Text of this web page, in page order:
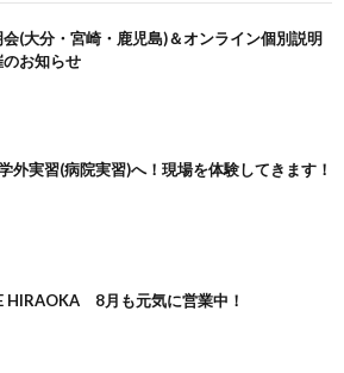
(大分・宮崎・鹿児島)＆オンライン個別説明
お知らせ
外実習(病院実習)へ！現場を体験してきます！
HIRAOKA 8月も元気に営業中！